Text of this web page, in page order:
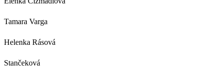
Tamara Varga
Helenka Rásová
Stančeková